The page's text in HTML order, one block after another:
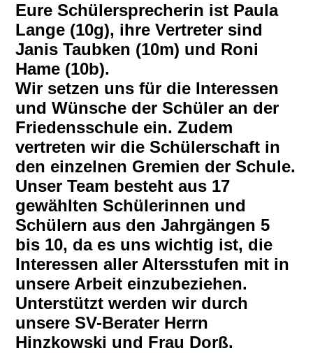
Eure Schülersprecherin ist Paula
Lange (10g), ihre Vertreter sind
Janis Taubken (10m) und Roni
Hame (10b).
Wir setzen uns für die Interessen
und Wünsche der Schüler an der
Friedensschule ein. Zudem
vertreten wir die Schülerschaft in
den einzelnen Gremien der Schule.
Unser Team besteht aus 17
gewählten Schülerinnen und
Schülern aus den Jahrgängen 5
bis 10, da es uns wichtig ist, die
Interessen aller Altersstufen mit in
unsere Arbeit einzubeziehen.
Unterstützt werden wir durch
unsere SV-Berater Herrn
Hinzkowski und Frau Dorß.